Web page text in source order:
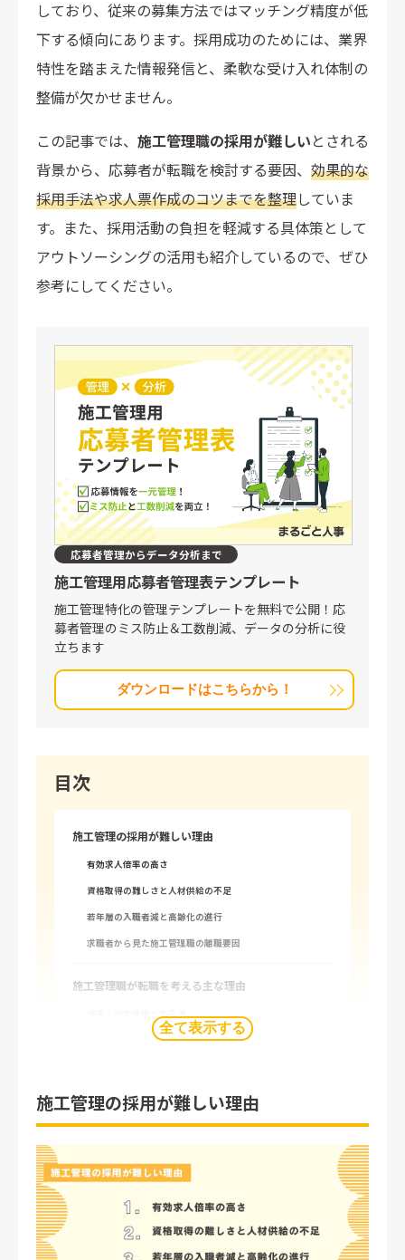
しており、従来の募集方法ではマッチング精度が低
下する傾向にあります。採用成功のためには、業界
特性を踏まえた情報発信と、柔軟な受け入れ体制の
整備が欠かせません。
この記事では、 施工管理職の採用が難しいとされる
背景から、応募者が転職を検討する要因、 効果的な
採用手法や求人票作成のコツまでを整理していま
す。また、採用活動の負担を軽減する具体策として
アウトソーシングの活用も紹介しているので、ぜひ
参考にしてください。
応募者管理からデータ分析まで
施工管理用応募者管理表テンプレート
施工管理特化の管理テンプレートを無料で公開！応
募者管理のミス防止＆工数削減、データの分析に役
立ちます
ダウンロードはこちらから！
目次
施工管理の採用が難しい理由
有効求人倍率の高さ
資格取得の難しさと人材供給の不足
若年層の入職者減と高齢化の進行
求職者から見た施工管理職の離職要因
施工管理職が転職を考える主な理由
待遇・労働環境への不満
人間関係や職場の雰囲気への不安
他業種への転職における魅力
求人広告媒体への掲載
SNS・ダイレクトリクルーティングの活用
全て表示する
施工管理の採用が難しい理由